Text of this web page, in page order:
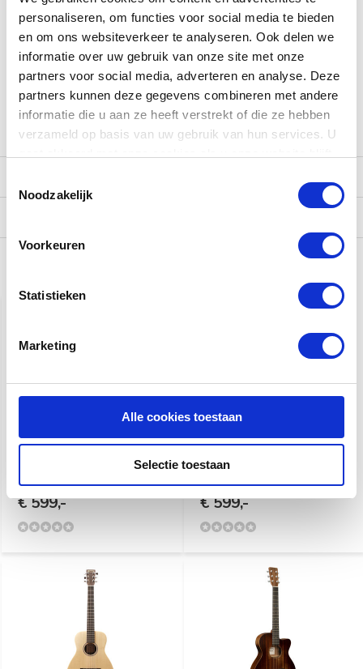
personaliseren, om functies voor social media te bieden
en om ons websiteverkeer te analyseren. Ook delen we
informatie over uw gebruik van onze site met onze
partners voor social media, adverteren en analyse. Deze
partners kunnen deze gegevens combineren met andere
informatie die u aan ze heeft verstrekt of die ze hebben
verzameld op basis van uw gebruik van hun services. U
Noodzakelijk
Voorkeuren
Statistieken
Marketing
Alle cookies toestaan
Selectie toestaan
Wil je meer weten of heb je een vraag over dit product? Kom
dan eens langs in de winkel waar onze gitaar experts je alles
over de instrumenten kunnen vertellen onder het genot van
een kopje koffie, thee of een frisje! Ook kun je contact met
ons opnemen via de mail ([email protected]) of telefoon
(038-3765004).
Martin LX1RE | Travel
€ 599,-
Martin LX1E
€ 599,-